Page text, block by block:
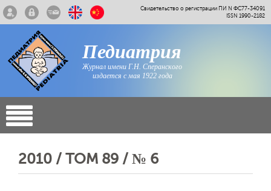
Свидетельство о регистрации ПИ N ФС77-34091
ISSN 1990-2182
Педиатрия
Журнал имени Г.Н. Сперанского
издается с мая 1922 года
2010 / ТОМ 89 / № 6